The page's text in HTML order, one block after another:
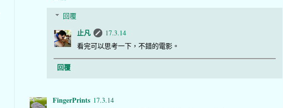
回覆
止凡
17.3.14
看完可以思考一下，不錯的電影。
回覆
FingerPrints 17.3.14